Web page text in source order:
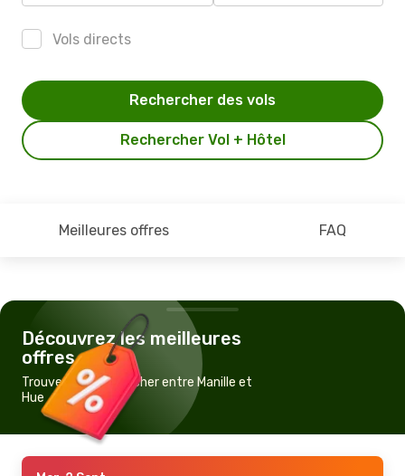
Vols directs
Rechercher Vol + Hôtel
Rechercher des vols
Meilleures offres FAQ
Découvrez les meilleures
offres
Trouvez un vol pas cher entre Manille et
Hue